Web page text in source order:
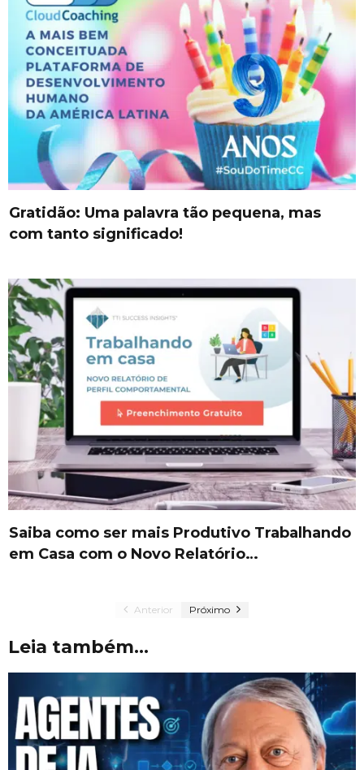
Gratidão: Uma palavra tão pequena, mas
com tanto significado!
Saiba como ser mais Produtivo Trabalhando
em Casa com o Novo Relatório…
Anterior Próximo
Leia também...